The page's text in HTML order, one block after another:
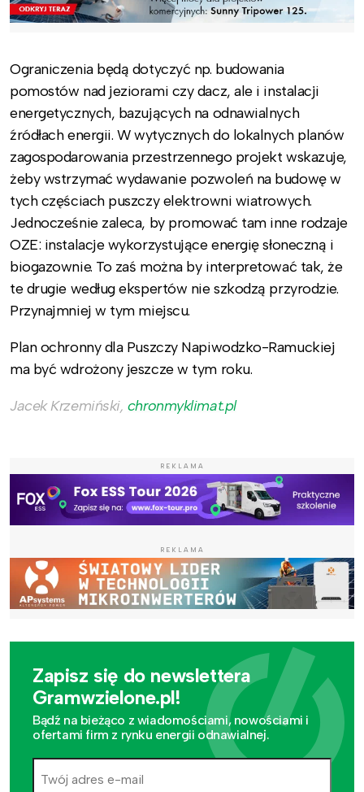
Ograniczenia będą dotyczyć np. budowania
pomostów nad jeziorami czy dacz, ale i instalacji
energetycznych, bazujących na odnawialnych
źródłach energii. W wytycznych do lokalnych planów
zagospodarowania przestrzennego projekt wskazuje,
żeby wstrzymać wydawanie pozwoleń na budowę w
tych częściach puszczy elektrowni wiatrowych.
Jednocześnie zaleca, by promować tam inne rodzaje
OZE: instalacje wykorzystujące energię słoneczną i
biogazownie. To zaś można by interpretować tak, że
te drugie według ekspertów nie szkodzą przyrodzie.
Przynajmniej w tym miejscu.
Plan ochronny dla Puszczy Napiwodzko-Ramuckiej
ma być wdrożony jeszcze w tym roku.
Jacek Krzemiński, chronmyklimat.pl
REKLAMA
REKLAMA
Zapisz się do newslettera
Gramwzielone.pl!
Bądź na bieżąco z wiadomościami, nowościami i
ofertami firm z rynku energii odnawialnej.